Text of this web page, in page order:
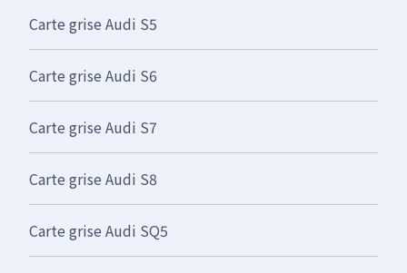
Carte grise Audi S5
Carte grise Audi S6
Carte grise Audi S7
Carte grise Audi S8
Carte grise Audi SQ5